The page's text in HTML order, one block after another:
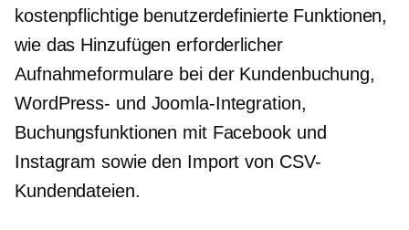
kostenpflichtige benutzerdefinierte Funktionen,
wie das Hinzufügen erforderlicher
Aufnahmeformulare bei der Kundenbuchung,
WordPress- und Joomla-Integration,
Buchungsfunktionen mit Facebook und
Instagram sowie den Import von CSV-
Kundendateien.